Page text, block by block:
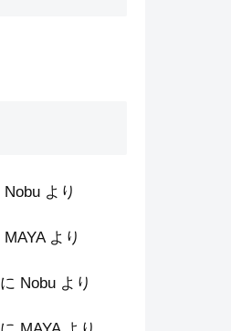
Nobu より
MAYAより
に Nobu より